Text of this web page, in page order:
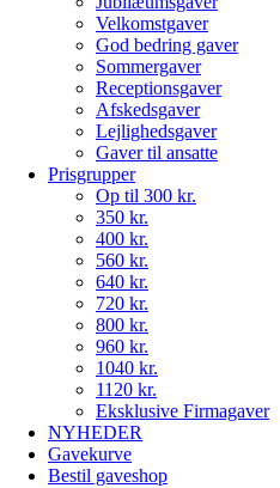
Velkomstgaver
God bedring gaver
Sommergaver
Receptionsgaver
Afskedsgaver
Lejlighedsgaver
Gaver til ansatte
Prisgrupper
Op til 300 kr.
350 kr.
400 kr.
560 kr.
640 kr.
720 kr.
800 kr.
960 kr.
1040 kr.
1120 kr.
Eksklusive Firmagaver
NYHEDER
Gavekurve
Bestil gaveshop